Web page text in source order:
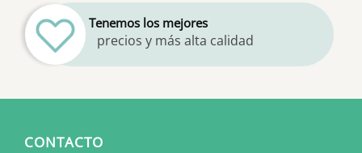
Tenemos los mejores
precios y más alta calidad
CONTACTO